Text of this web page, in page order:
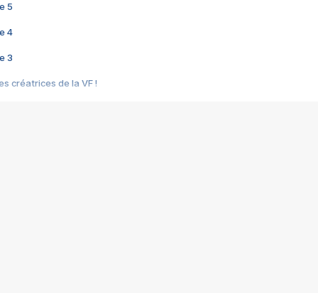
5
4
3
créatrices de la VF !